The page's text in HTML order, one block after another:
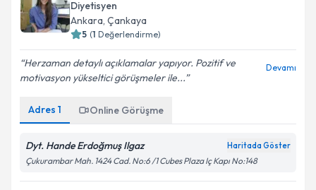
Diyetisyen
Ankara, Çankaya
5 (1 Değerlendirme)
Herzaman detaylı açıklamalar yapıyor. Pozitif ve
motivasyon yükseltici görüşmeler ile...
Devamı
Adres 1 Online Görüşme
Dyt. Hande Erdoğmuş Ilgaz Haritada Göster
Çukurambar Mah. 1424 Cad. No:6 /1 Cubes Plaza Iç Kapı No:148